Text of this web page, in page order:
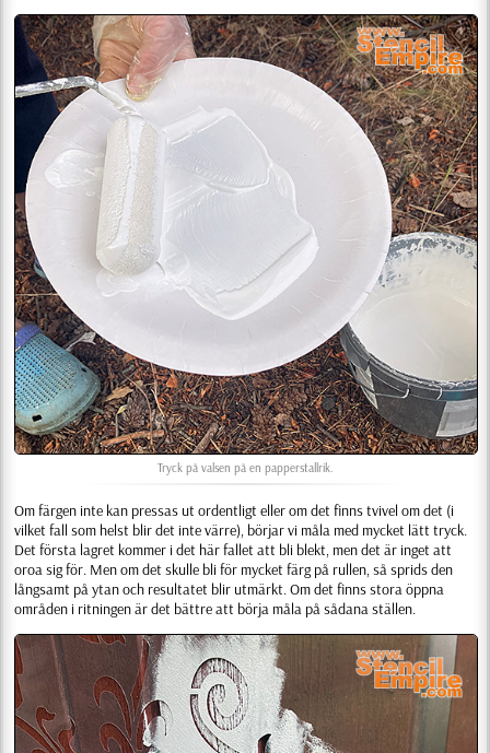
Tryck på valsen på en papperstallrik.
Om färgen inte kan pressas ut ordentligt eller om det finns tvivel om det (i
vilket fall som helst blir det inte värre), börjar vi måla med mycket lätt tryck.
Det första lagret kommer i det här fallet att bli blekt, men det är inget att
oroa sig för. Men om det skulle bli för mycket färg på rullen, så sprids den
långsamt på ytan och resultatet blir utmärkt. Om det finns stora öppna
områden i ritningen är det bättre att börja måla på sådana ställen.